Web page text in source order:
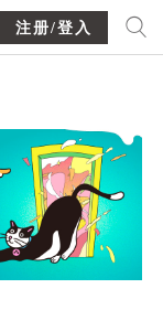
注册/登入